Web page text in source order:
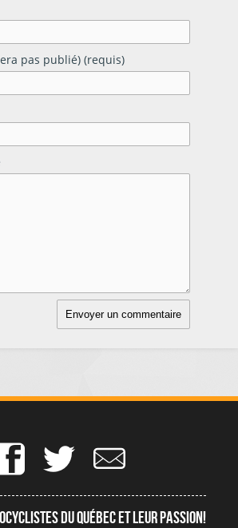
pas publié) (requis)
du québec et leur passion!